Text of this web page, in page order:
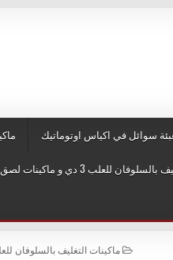
سوائل في اكياس اوتوماتيك
للعلب 3 دي و ماكينات لصق ليبل
POSTED IN
ماكينات التغليف بالسلوفان للعلب 3 دي و ماكينات